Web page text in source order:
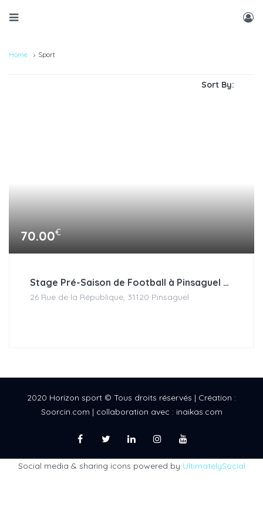
Home Sport
Sort By:
70.00€
Stage Pré-Saison de Football à Pinsaguel – Août 2025
26 Rue de la République, 31120 Pinsaguel
2020 Horizon sport © Tous droits réservés | Création :
Soorcin.com | collaboration avec : inaikas.com
Social media & sharing icons powered by UltimatelySocial